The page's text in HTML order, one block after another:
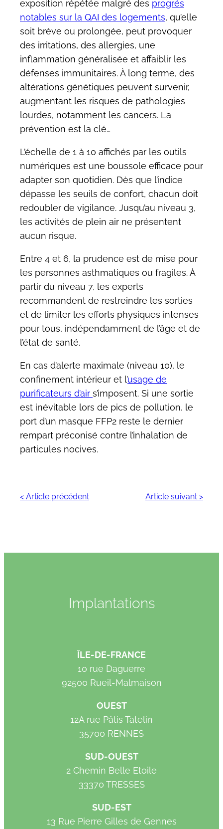
exposition répétée malgré des progrés
notables sur la QAI des logements, qu’elle
soit brève ou prolongée, peut provoquer
des irritations, des allergies, une
inflammation généralisée et affaiblir les
défenses immunitaires. À long terme, des
altérations génétiques peuvent survenir,
augmentant les risques de pathologies
lourdes, notamment les cancers. La
prévention est la clé…
L’échelle de 1 à 10 affichés par les outils
numériques est une boussole efficace pour
adapter son quotidien. Dès que l’indice
dépasse les seuils de confort, chacun doit
redoubler de vigilance. Jusqu’au niveau 3,
les activités de plein air ne présentent
aucun risque.
Entre 4 et 6, la prudence est de mise pour
les personnes asthmatiques ou fragiles. À
partir du niveau 7, les experts
recommandent de restreindre les sorties
et de limiter les efforts physiques intenses
pour tous, indépendamment de l’âge et de
l’état de santé.
En cas d’alerte maximale (niveau 10), le
confinement intérieur et l’usage de
purificateurs d’air s’imposent. Si une sortie
est inévitable lors de pics de pollution, le
port d’un masque FFP2 reste le dernier
rempart préconisé contre l’inhalation de
particules nocives.
< Article précédent Article suivant >
Implantations
ÎLE-DE-FRANCE
10 rue Daguerre
92500 Rueil-Malmaison
OUEST
12A rue Pâtis Tatelin
35700 RENNES
SUD-OUEST
2 Chemin Belle Etoile
33370 TRESSES
SUD-EST
13 Rue Pierre Gilles de Gennes